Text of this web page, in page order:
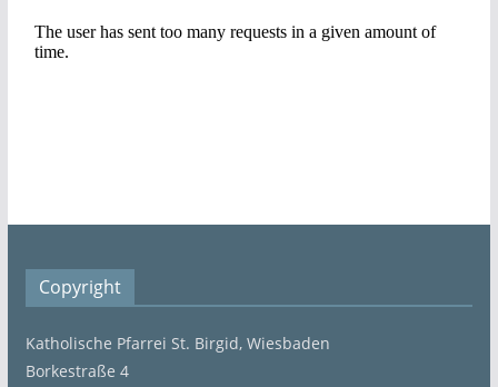
Copyright
Katholische Pfarrei St. Birgid, Wiesbaden
Borkestraße 4